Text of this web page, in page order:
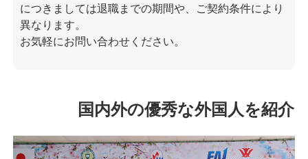
につきましては退職までの期間や、ご契約条件により
異なります。
お気軽にお問い合わせください。
国内外の優秀な外国人を紹介